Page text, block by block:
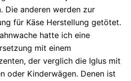
Die anderen werden zur
für Käse Herstellung getötet.
hatte ich eine
mit einem
der verglich die Iglus mit
oder Kinderwägen. Denen ist